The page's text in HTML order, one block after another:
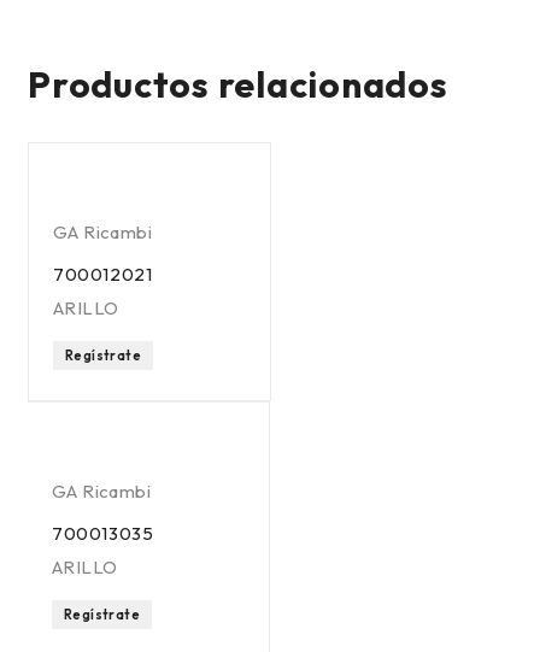
Productos relacionados
GA Ricambi
700012021
ARILLO
Regístrate
GA Ricambi
700013035
ARILLO
Regístrate